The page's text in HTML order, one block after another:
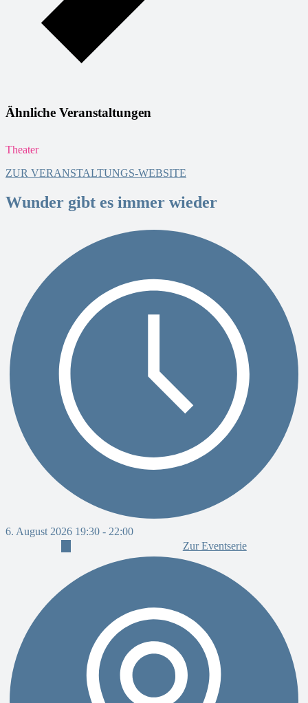
Ähnliche Veranstaltungen
Theater
ZUR VERANSTALTUNGS-WEBSITE
Wunder gibt es immer wieder
6. August 2026 19:30 - 22:00
Zur Eventserie